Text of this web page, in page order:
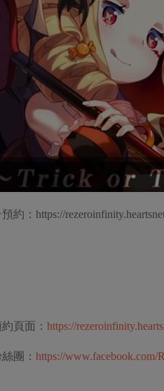
約：https://
頁面： https://
團： https://